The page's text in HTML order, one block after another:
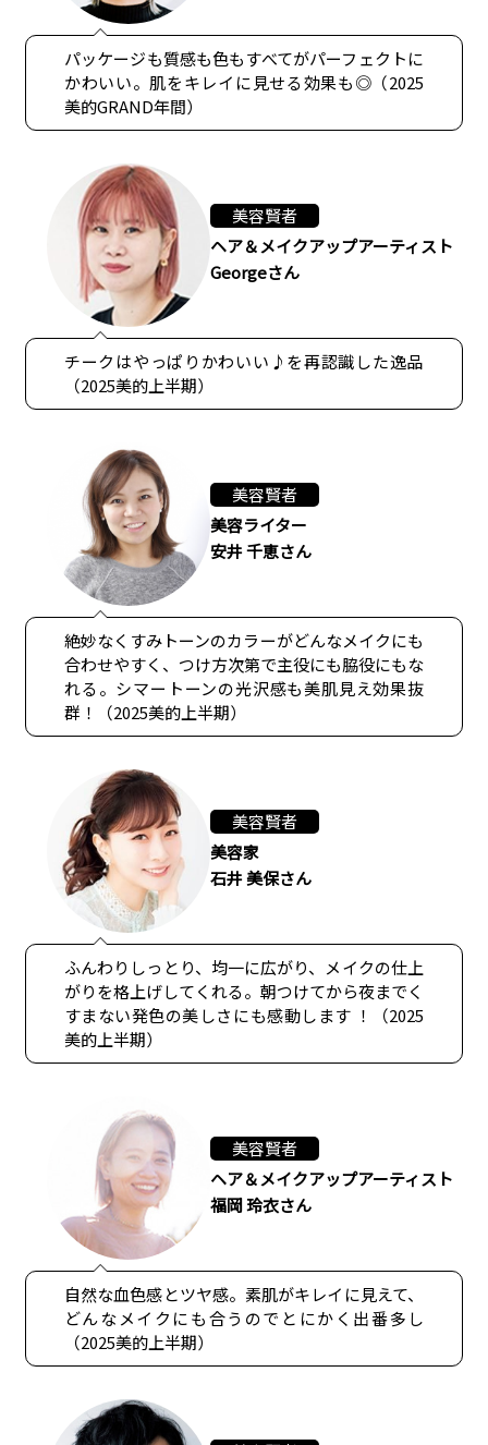
パッケージも質感も色もすべてがパーフェクトに
かわいい。肌をキレイに見せる効果も◎（2025
美的GRAND年間）
美容賢者
ヘア＆メイクアップアーティスト
Georgeさん
チークはやっぱりかわいい♪を再認識した逸品
（2025美的上半期）
美容賢者
美容ライター
安井 千恵さん
絶妙なくすみトーンのカラーがどんなメイクにも
合わせやすく、つけ方次第で主役にも脇役にもな
れる。シマートーンの光沢感も美肌見え効果抜
群！（2025美的上半期）
美容賢者
美容家
石井 美保さん
ふんわりしっとり、均一に広がり、メイクの仕上
がりを格上げしてくれる。朝つけてから夜までく
すまない発色の美しさにも感動します ！（2025
美的上半期）
美容賢者
ヘア＆メイクアップアーティスト
福岡 玲衣さん
自然な血色感とツヤ感。素肌がキレイに見えて、
どんなメイクにも合うのでとにかく出番多し
（2025美的上半期）